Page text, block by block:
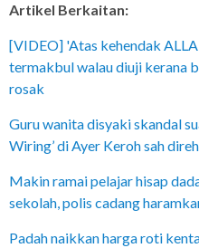
Artikel Berkaitan:
[VIDEO] 'Atas kehendak
termakbul walau diuji kerana
rosak
Guru wanita disyaki skandal
Wiring’ di Ayer Keroh sah
Makin ramai pelajar hisap
sekolah, polis cadang
Padah naikkan harga roti